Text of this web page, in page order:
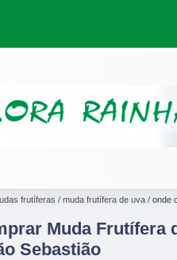
frutíferas muda frutífera de uva onde
Muda Frutífera
Sebastião